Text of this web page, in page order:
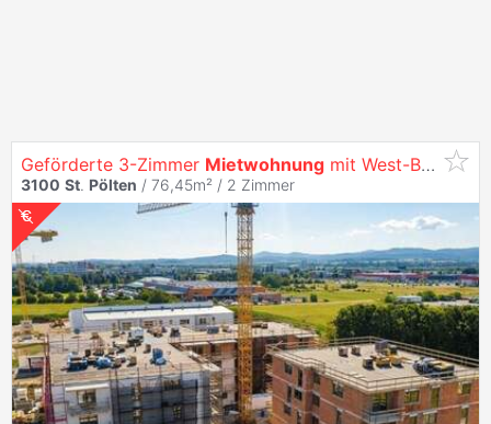
Geförderte 3-Zimmer Mietwohnung mit West-Balkon - Hochwertige Ausstattung - St.Pölten/ Teufelhof - 1 Stellplatz inklusive - Wohnraumlüftung
3100 St. Pölten / 76,45m² / 2 Zimmer